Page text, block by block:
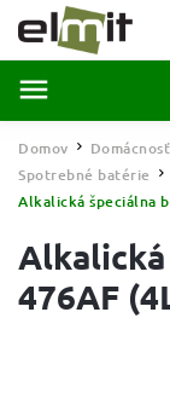
Domov /
Spotrebné batérie /
Alkalická špeciálna
Alkalická
476AF